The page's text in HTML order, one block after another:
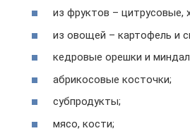
из фруктов – цитрусовые,
из овощей – картофель и
кедровые орешки и
абрикосовые косточки;
субпродукты;
мясо, кости;